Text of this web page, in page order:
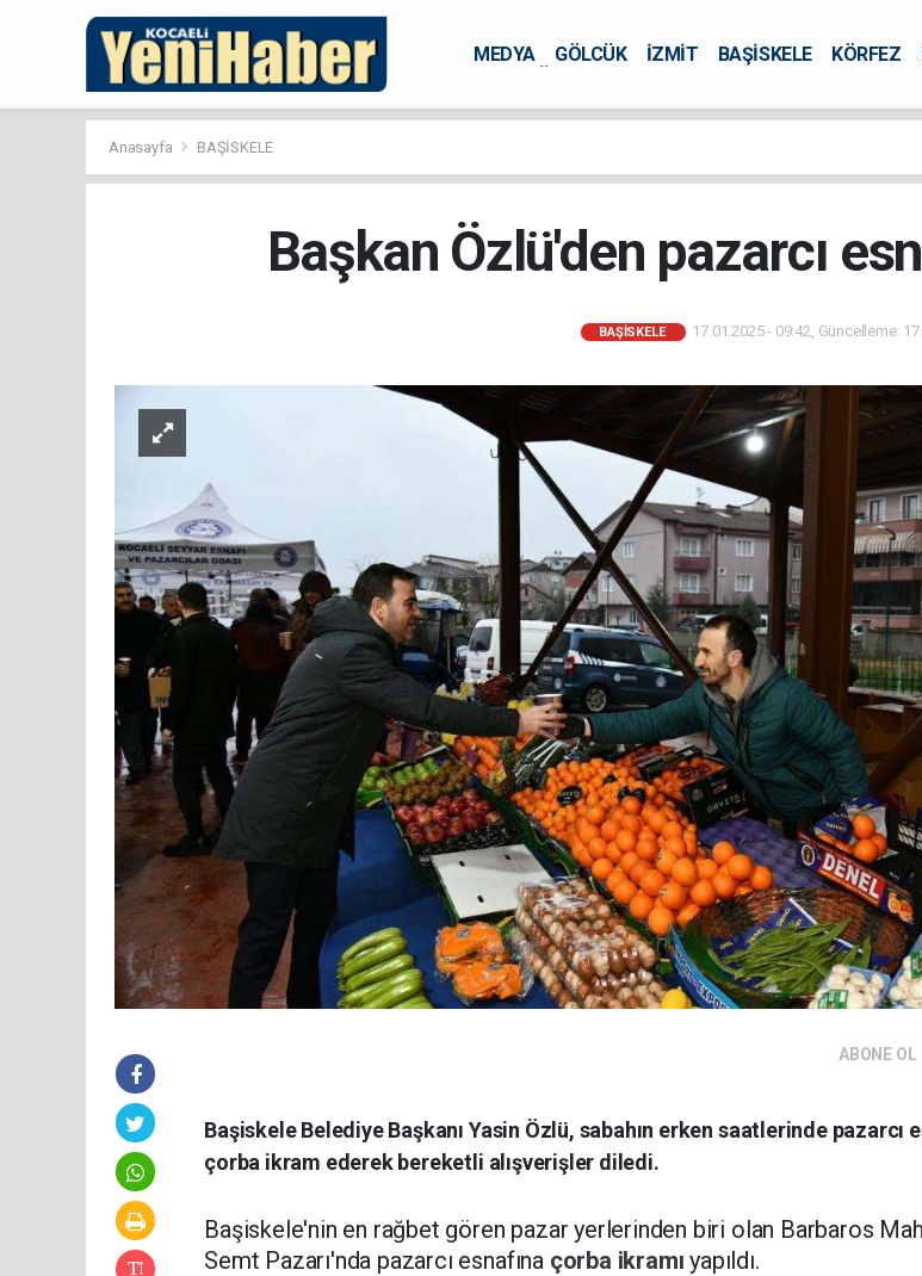
MEDYA GÖLCÜK İZMİT BAŞİSKELE KÖRFEZ
Anasayfa BAŞİSKELE
Başkan Özlü'den pazarcı
BAŞİSKELE 17.01.2025 - 09:42, Güncelleme:
ABONE OL
Başiskele Belediye Başkanı Yasin Özlü, sabahın erken saatlerinde pazarcı
çorba ikram ederek bereketli alışverişler diledi.
Başiskele'nin en rağbet gören pazar yerlerinden biri olan Barbaros
Semt Pazarı'nda pazarcı esnafına çorba ikramıyapıldı.